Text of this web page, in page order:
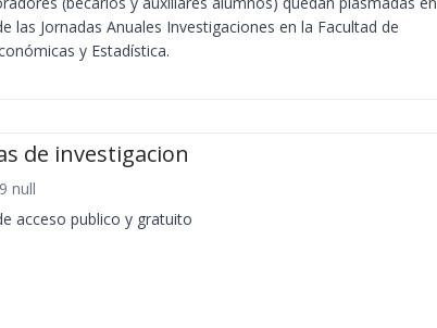
las Jornadas Anuales Investigaciones en la Facultad de
y Estadística.
de investigacion
null
acceso publico y gratuito